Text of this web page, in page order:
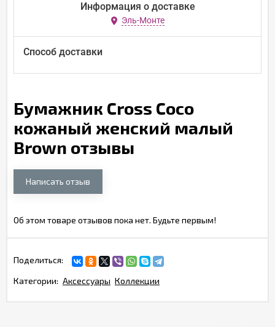
Информация о доставке
Эль-Монте
Способ доставки
Бумажник Cross Coco
кожаный женский малый
Brown отзывы
Написать отзыв
Об этом товаре отзывов пока нет. Будьте первым!
Поделиться:
Категории: Аксессуары Коллекции